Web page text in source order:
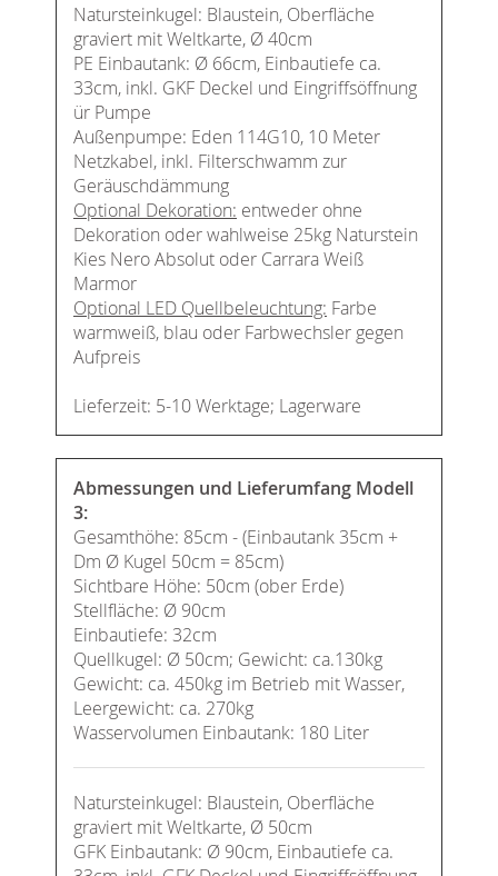
Natursteinkugel: Blaustein, Oberfläche
graviert mit Weltkarte, Ø 40cm
PE Einbautank: Ø 66cm, Einbautiefe ca.
33cm, inkl. GKF Deckel und Eingriffsöffnung
ür Pumpe
Außenpumpe: Eden 114G10, 10 Meter
Netzkabel, inkl. Filterschwamm zur
Geräuschdämmung
Optional Dekoration: entweder ohne
Dekoration oder wahlweise 25kg Naturstein
Kies Nero Absolut oder Carrara Weiß
Marmor
Optional LED Quellbeleuchtung: Farbe
warmweiß, blau oder Farbwechsler gegen
Aufpreis
Lieferzeit: 5-10 Werktage; Lagerware
Abmessungen und Lieferumfang Modell
3:
Gesamthöhe: 85cm - (Einbautank 35cm +
Dm Ø Kugel 50cm = 85cm)
Sichtbare Höhe: 50cm (ober Erde)
Stellfläche: Ø 90cm
Einbautiefe: 32cm
Quellkugel: Ø 50cm; Gewicht: ca.130kg
Gewicht: ca. 450kg im Betrieb mit Wasser,
Leergewicht: ca. 270kg
Wasservolumen Einbautank: 180 Liter
Natursteinkugel: Blaustein, Oberfläche
graviert mit Weltkarte, Ø 50cm
GFK Einbautank: Ø 90cm, Einbautiefe ca.